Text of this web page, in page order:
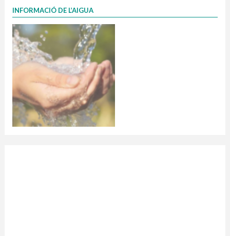
INFORMACIÓ DE L’AIGUA